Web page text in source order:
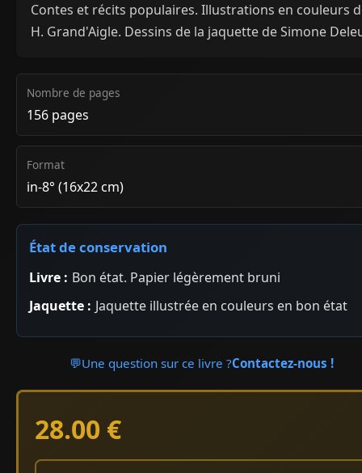
Contes et récits populaires. Illustrations en couleurs
H. Grand'Aigle. Dessins de la jaquette de Simone
Nombre de pages
156 pages
Format
in-8° (16x22 cm)
État de conservation
Livre : Bon état. Papier légèrement bruni
Jaquette : Jaquette illustrée en couleurs en bon état
💬Une question sur ce livre ?Contactez-nous !
28.00 €